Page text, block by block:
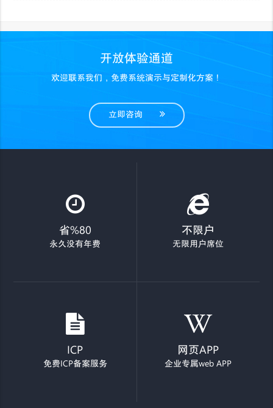
开放体验通道
欢迎联系我们，免费系统演示与定制化方案！
立即咨询
省%80
永久没有年费
不限户
无限用户席位
ICP
免费ICP备案服务
网页APP
企业专属web APP